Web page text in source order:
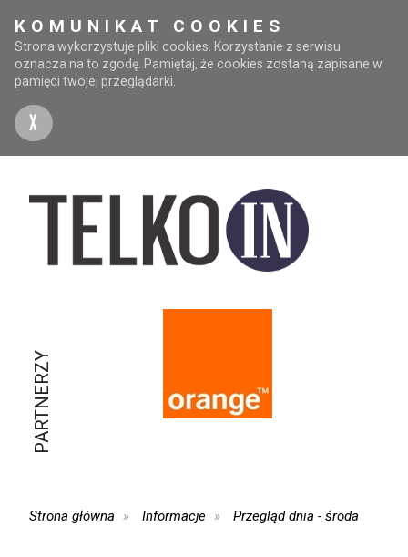
KOMUNIKAT COOKIES
Strona wykorzystuje pliki cookies. Korzystanie z serwisu
oznacza na to zgodę. Pamiętaj, że cookies zostaną zapisane w
pamięci twojej przeglądarki.
X
PARTNERZY
Strona główna Informacje Przegląd dnia - środa